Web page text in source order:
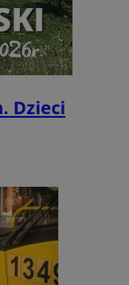
Dzieci